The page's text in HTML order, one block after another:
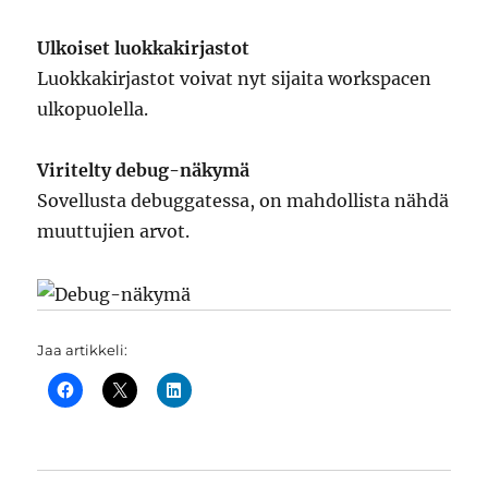
Ulkoiset luokkakirjastot
Luokkakirjastot voivat nyt sijaita workspacen
ulkopuolella.
Viritelty debug-näkymä
Sovellusta debuggatessa, on mahdollista nähdä
muuttujien arvot.
Jaa artikkeli: